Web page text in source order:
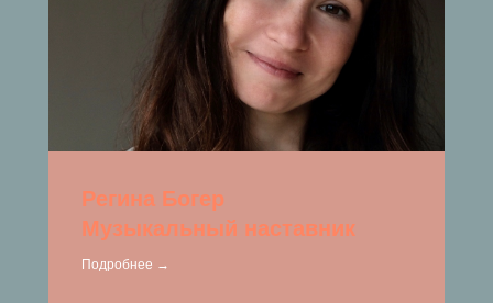
Регина Богер
Музыкальный наставник
Подробнее →